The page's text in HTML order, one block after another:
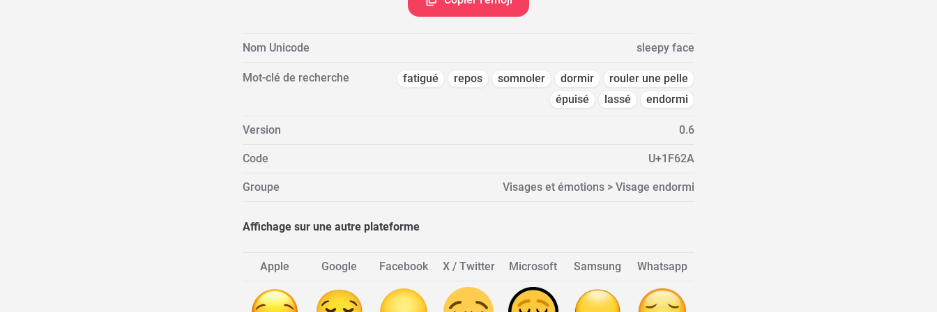
Nom Unicode sleepy face
Mot-clé de recherche fatigué repos somnoler dormir
rouler une pelle
épuisé
lassé endormi
Version 0.6
Code U+1F62A
Groupe Visages et émotions > Visage endormi
Affichage sur une autre plateforme
Apple Google Facebook X / Twitter Microsoft Samsung Whatsapp